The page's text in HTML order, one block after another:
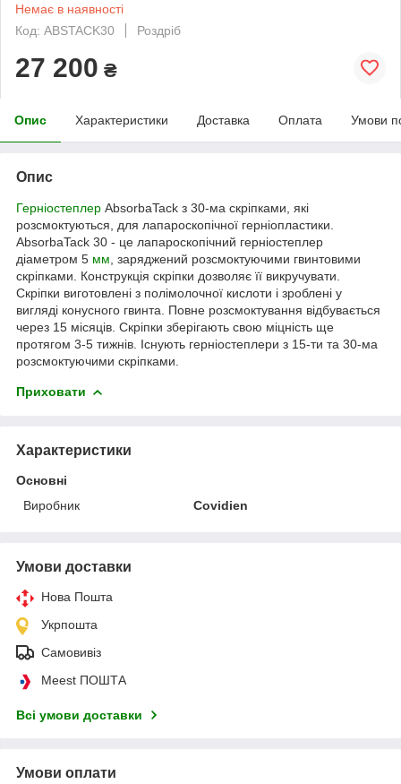
Немає в наявності
Код: ABSTACK30
Роздріб
27 200 ₴
Опис Характеристики Доставка Оплата Умови
Опис
Герніостеплер AbsorbaTack з 30-ма скріпками, які
розсмоктуються, для лапароскопічної герніопластики.
AbsorbaTack 30 - це лапароскопічний герніостеплер
діаметром 5 мм , заряджений розсмоктуючими гвинтовими
скріпками. Конструкція скріпки дозволяє її викручувати.
Скріпки виготовлені з полімолочної кислоти і зроблені у
вигляді конусного гвинта. Повне розсмоктування відбувається
через 15 місяців. Скріпки зберігають свою міцність ще
протягом 3-5 тижнів. Існують герніостеплери з 15-ти та 30-ма
розсмоктуючими скріпками.
Приховати
Характеристики
Основні
Виробник
Covidien
Умови доставки
Нова Пошта
Укрпошта
Самовивіз
Meest ПОШТА
Всі умови доставки
Умови оплати